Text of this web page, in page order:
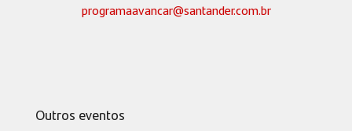
programaavancar@santander.com.br
Outros eventos